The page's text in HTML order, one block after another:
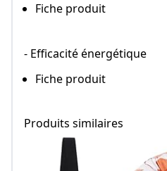
Fiche produit
- Efficacité énergétique
Fiche produit
Produits similaires